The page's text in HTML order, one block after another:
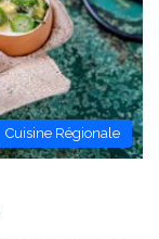
Cuisine Régionale